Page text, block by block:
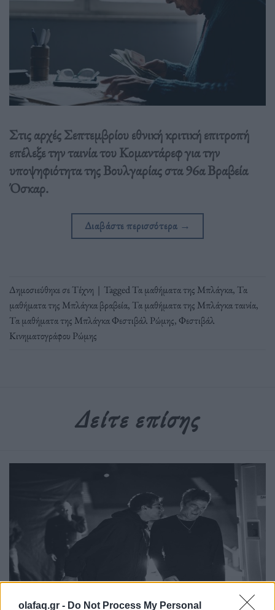
olafaq.gr - Do Not Process My Personal
Στις αρχές Σεπτεμβρίου εθνική κριτική επιτροπή
επέλεξε την ταινία του Κομαντάρεφ για την
υποψηφιότητα της Βουλγαρίας στα 96α Βραβεία
Όσκαρ.
Διαβάστε περισσότερα →
Δημοσιεύθηκε σεΤέχνη | TaggedΤα μαθήματα της Μπλάγκα, Τα
μαθήματα της Μπλάγκα βραβεία, Τα μαθήματα της Μπλάγκα ταινία,
Τα μαθήματα της Μπλάγκα Φεστιβάλ Ρώμης, Φεστιβάλ
Κινηματογράφου Ρώμης
Δείτε επίσης
Τέχνη